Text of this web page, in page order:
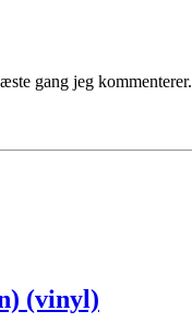
gang jeg kommenterer.
(vinyl)